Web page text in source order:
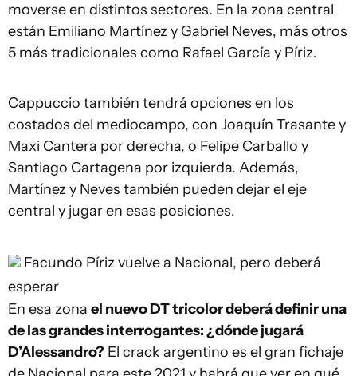
moverse en distintos sectores. En la zona central
están Emiliano Martínez y Gabriel Neves, más otros
5 más tradicionales como Rafael García y Píriz.
Cappuccio también tendrá opciones en los
costados del mediocampo, con Joaquín Trasante y
Maxi Cantera por derecha, o Felipe Carballo y
Santiago Cartagena por izquierda. Además,
Martínez y Neves también pueden dejar el eje
central y jugar en esas posiciones.
Facundo Píriz vuelve a Nacional, pero deberá
esperar
En esa zona el nuevo DT tricolor deberá definir una
de las grandes interrogantes: ¿dónde jugará
D’Alessandro? El crack argentino es el gran fichaje